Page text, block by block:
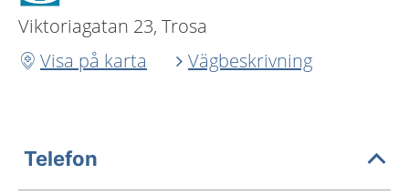
Viktoriagatan 23, Trosa
Visa på karta
Vägbeskrivning
Telefon